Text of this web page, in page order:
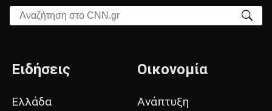
Αναζήτηση στο CNN.gr
Ειδήσεις
Ελλάδα
Οικονομία
Ανάπτυξη